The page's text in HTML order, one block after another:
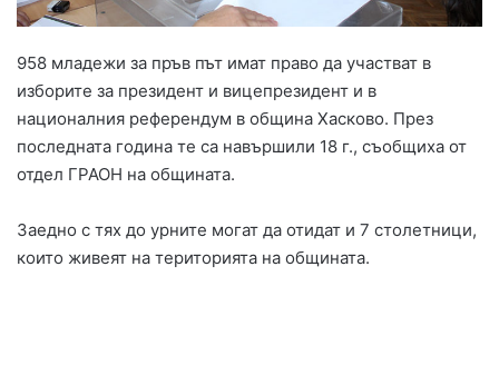
958 младежи за пръв път имат право да участват в
изборите за президент и вицепрезидент и в
националния референдум в община Хасково. През
последната година те са навършили 18 г., съобщиха от
отдел ГРАОН на общината.
Заедно с тях до урните могат да отидат и 7 столетници,
които живеят на територията на общината.